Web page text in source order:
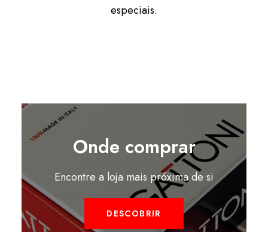
especiais.
Onde comprar
Encontre a loja mais próxima de si
DESCOBRIR